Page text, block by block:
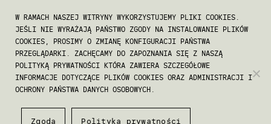
REGON 388571822
KRS 0000891700
COPYRIGHT © STRUS SP. Z O.O.
WSZYSTKIE PRAWA ZASTRZEŻONE
W RAMACH NASZEJ WITRYNY WYKORZYSTUJEMY PLIKI COOKIES.
JEŚLI NIE WYRAŻAJĄ PAŃSTWO ZGODY NA INSTALOWANIE PLIKÓW
COOKIES, PROSIMY O ZMIANĘ KONFIGURACJI PAŃSTWA
PRZEGLĄDARKI. ZACHĘCAMY DO ZAPOZNANIA SIĘ Z NASZĄ
POLITYKĄ PRYWATNOŚCI KTÓRA ZAWIERA SZCZEGÓŁOWE
INFORMACJE DOTYCZĄCE PLIKÓW COOKIES ORAZ ADMINISTRACJI I
OCHRONY PAŃSTWA DANYCH OSOBOWYCH.
Zgoda Polityka prywatności